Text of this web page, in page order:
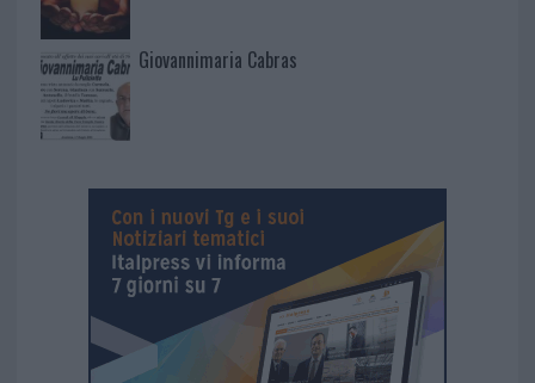
Giovannimaria Cabras